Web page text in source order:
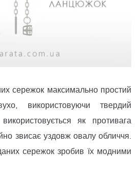
сережок максимально простий
використовуючи твердий
як противага
звисає уздовж овалу обличчя.
сережок зробив їх модними